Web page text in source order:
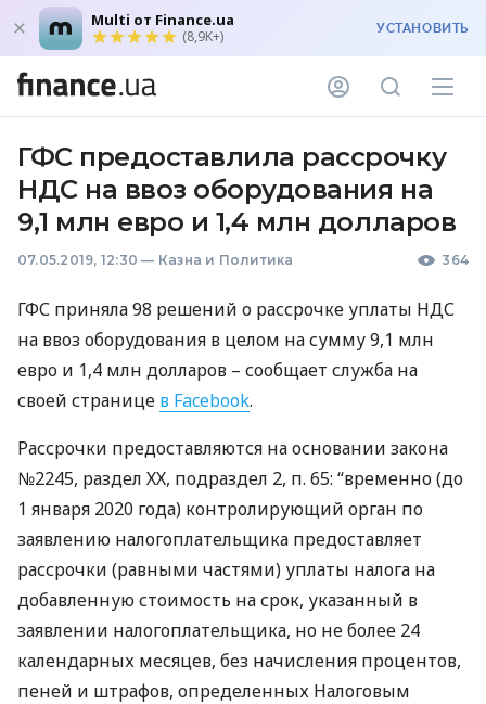
Multi от Finance.ua
(8,9K+) УСТАНОВИТЬ
ГФС предоставлила рассрочку
НДС на ввоз оборудования на
9,1 млн евро и 1,4 млн долларов
07.05.2019, 12:30 — Казна и Политика 364
ГФС приняла 98 решений о рассрочке уплаты НДС
на ввоз оборудования в целом на сумму 9,1 млн
евро и 1,4 млн долларов – сообщает служба на
своей странице в Facebook.
Рассрочки предоставляются на основании закона
№2245, раздел ХХ, подраздел 2, п. 65: “временно (до
1 января 2020 года) контролирующий орган по
заявлению налогоплательщика предоставляет
рассрочки (равными частями) уплаты налога на
добавленную стоимость на срок, указанный в
заявлении налогоплательщика, но не более 24
календарных месяцев, без начисления процентов,
пеней и штрафов, определенных Налоговым